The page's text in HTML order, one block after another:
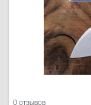
0 отзывов